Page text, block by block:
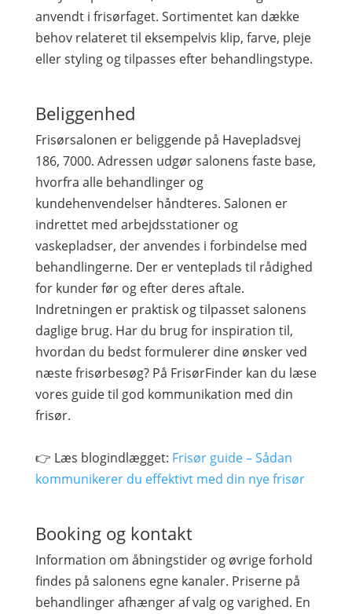
anvendt i frisørfaget. Sortimentet kan dække
behov relateret til eksempelvis klip, farve, pleje
eller styling og tilpasses efter behandlingstype.
Beliggenhed
Frisørsalonen er beliggende på Havepladsvej
186, 7000. Adressen udgør salonens faste base,
hvorfra alle behandlinger og
kundehenvendelser håndteres. Salonen er
indrettet med arbejdsstationer og
vaskepladser, der anvendes i forbindelse med
behandlingerne. Der er venteplads til rådighed
for kunder før og efter deres aftale.
Indretningen er praktisk og tilpasset salonens
daglige brug. Har du brug for inspiration til,
hvordan du bedst formulerer dine ønsker ved
næste frisørbesøg? På FrisørFinder kan du læse
vores guide til god kommunikation med din
frisør.
👉 Læs blogindlægget: Frisør guide – Sådan
kommunikerer du effektivt med din nye frisør
Booking og kontakt
Information om åbningstider og øvrige forhold
findes på salonens egne kanaler. Priserne på
behandlinger afhænger af valg og varighed. En